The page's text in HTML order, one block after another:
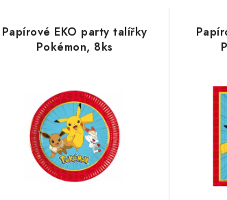
z
e
í
p
r
o
Papírové EKO party talířky
Pokémon, 8ks